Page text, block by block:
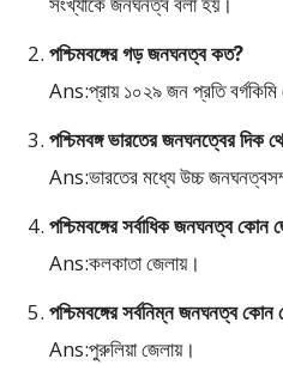
পশ্চিমবঙ্গের গড় জনঘনত্ব কত?
Ans:প্রায় ১০২৯ জন প্রতি
পশ্চিমবঙ্গ ভারতের জনঘনত্বের দিক
Ans:ভারতের মধ্যে উচ্চ
পশ্চিমবঙ্গের সর্বাধিক জনঘনত্ব কোন
Ans:কলকাতা জেলায়।
পশ্চিমবঙ্গের সর্বনিম্ন জনঘনত্ব কোন
Ans:পুরুলিয়া জেলায়।